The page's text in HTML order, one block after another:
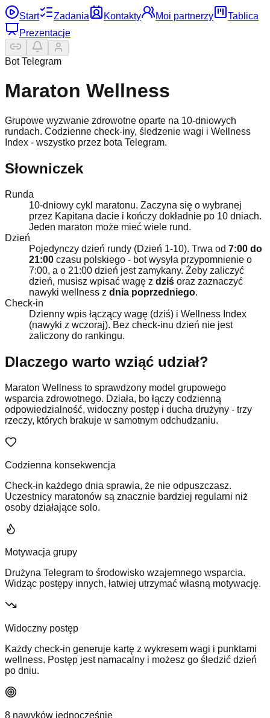
Start Zadania Kontakty Moi partnerzy
Tablica
Prezentacje
Bot Telegram
Maraton Wellness
Grupowe wyzwanie zdrowotne oparte na 10-dniowych
rundach. Codzienne check-iny, śledzenie wagi i Wellness
Index - wszystko przez bota Telegram.
Słowniczek
Runda
10-dniowy cykl maratonu. Zaczyna się o wybranej
przez Kapitana dacie i kończy dokładnie po 10 dniach.
Jeden maraton może mieć wiele rund.
Dzień
Pojedynczy dzień rundy (Dzień 1-10). Trwa od 7:00 do
21:00 czasu polskiego - bot wysyła przypomnienie o
7:00, a o 21:00 dzień jest zamykany. Żeby zaliczyć
dzień, musisz wpisać wagę z dziś oraz zaznaczyć
nawyki wellness z dnia poprzedniego.
Check-in
Dzienny wpis łączący wagę (dziś) i Wellness Index
(nawyki z wczoraj). Bez check-inu dzień nie jest
zaliczony do rankingu.
Dlaczego warto wziąć udział?
Maraton Wellness to sprawdzony model grupowego
wsparcia zdrowotnego. Działa, bo łączy codzienną
odpowiedzialność, widoczny postęp i ducha drużyny - trzy
rzeczy, których brakuje w samotnym odchudzaniu.
Codzienna konsekwencja
Check-in każdego dnia sprawia, że nie odpuszczasz.
Uczestnicy maratonów są znacznie bardziej regularni niż
osoby działające solo.
Motywacja grupy
Drużyna Telegram to środowisko wzajemnego wsparcia.
Widząc postępy innych, łatwiej utrzymać własną motywację.
Widoczny postęp
Każdy check-in generuje kartę z wykresem wagi i punktami
wellness. Postęp jest namacalny i możesz go śledzić dzień
po dniu.
8 nawyków jednocześnie